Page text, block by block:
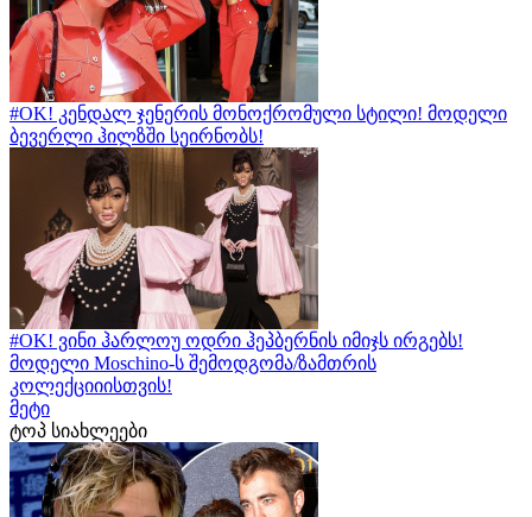
#OK! კენდალ ჯენერის მონოქრომული სტილი! მოდელი
ბევერლი ჰილზში სეირნობს!
#OK! ვინი ჰარლოუ ოდრი ჰეპბერნის იმიჯს ირგებს!
მოდელი Moschino-ს შემოდგომა/ზამთრის
კოლექციიისთვის!
მეტი
ტოპ სიახლეები